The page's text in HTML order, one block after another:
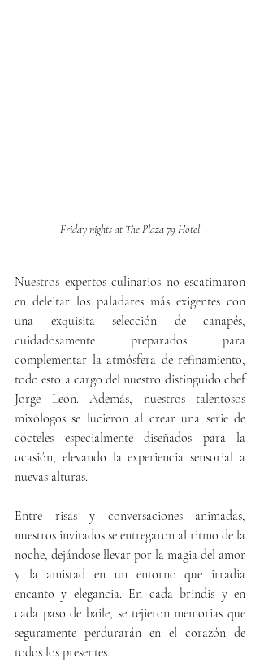
Friday nights at The Plaza 79 Hotel
Nuestros expertos culinarios no escatimaron
en deleitar los paladares más exigentes con
una exquisita selección de canapés,
cuidadosamente preparados para
complementar la atmósfera de refinamiento,
todo esto a cargo del nuestro distinguido chef
Jorge León. Además, nuestros talentosos
mixólogos se lucieron al crear una serie de
cócteles especialmente diseñados para la
ocasión, elevando la experiencia sensorial a
nuevas alturas.
Entre risas y conversaciones animadas,
nuestros invitados se entregaron al ritmo de la
noche, dejándose llevar por la magia del amor
y la amistad en un entorno que irradia
encanto y elegancia. En cada brindis y en
cada paso de baile, se tejieron memorias que
seguramente perdurarán en el corazón de
todos los presentes.